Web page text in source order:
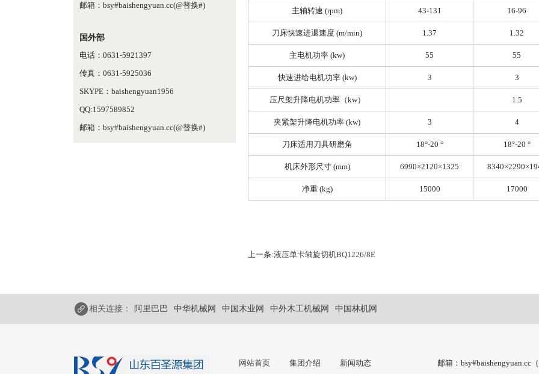
邮箱：bsy#baishengyuan.cc(@替换#)
国外部
电话：0631-5921397
传真：0631-5925036
SKYPE：baishengyuan1956
QQ:1597589852
邮箱：bsy#baishengyuan.cc(@替换#)
主轴转速 (rpm) 43-131 16-96
刀床快速进退速度 (m/min) 1.37 1.32
主电机功率 (kw) 55 55
快速进给电机功率 (kw) 3 3
压尺架升降电机功率（kw） 1.5
夹紧架升降电机功率 (kw) 3 4
刀床适用刀具研磨角 18°-20 ° 18°-20 °
机床外形尺寸 (mm) 6990×2120×1325
净重 (kg) 15000 17000
上一条:液压单卡轴旋切机BQ1226/8E
相关连接： 阿里巴巴 中华机械网 中国木业网 中外木工机械网 中国林机网
网站首页 集团介绍 新闻动态 邮箱：bsy#baishengyuan.cc